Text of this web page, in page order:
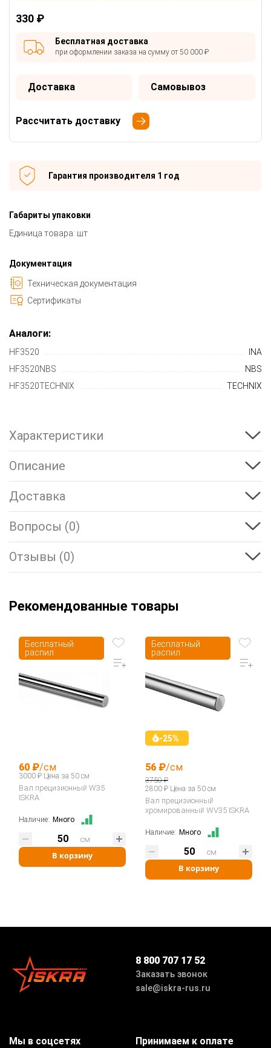
330 ₽
Бесплатная доставка
при оформлении заказа на сумму от 50 000 ₽
Доставка Самовывоз
Рассчитать доставку
Гарантия производителя 1 год
Габариты упаковки
Единица товара: шт
Документация
Техническая документация
Сертификаты
Аналоги:
HF3520
INA
HF3520NBS
NBS
HF3520TECHNIX
TECHNIX
Характеристики
Описание
Доставка
Вопросы (0)
Отзывы (0)
Рекомендованные товары
Бесплатный
распил
60 ₽/см
3000 ₽ Цена за 50 см
Вал прецизионный W35
ISKRA
Наличие: Много
В корзину
см
Бесплатный
распил
-25%
56 ₽/см
3750 ₽
2800 ₽ Цена за 50 см
Вал прецизионный
хромированный WV35 ISKRA
Наличие: Много
В корзину
см
8 800 707 17 52
Заказать звонок
sale@iskra-rus.ru
Принимаем к оплате
Мы в соцсетях